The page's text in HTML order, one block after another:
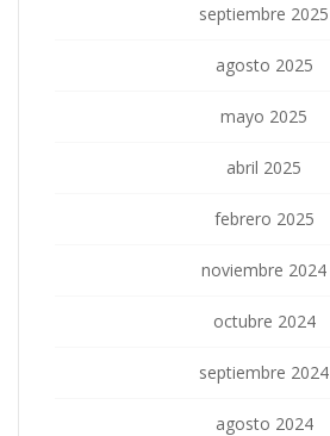
septiembre 2025
agosto 2025
mayo 2025
abril 2025
febrero 2025
noviembre 2024
octubre 2024
septiembre 2024
agosto 2024